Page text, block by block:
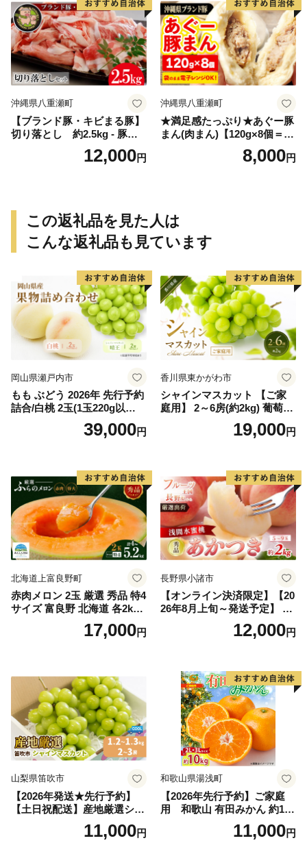
沖縄県八重瀬町
【ブランド豚・キビまる豚】
切り落とし 約2.5kg - 豚肉
小分け 500gずつ 部位混合
色々楽しめる 人気 しょうが
重瀬町【価格改定】
12,000円
沖縄県八重瀬町
★満足感たっぷり★あぐー豚
まん(肉まん)【120g×8個＝96
0g】袋のまま電子レンジで温
めて、お召し上がりくださ
ー豚 レンチン 簡単調理 沖縄
県 八重瀬【価格改定】
8,000円
この返礼品を見た人は
こんな返礼品も見ています
岡山県瀬戸内市
もも ぶどう 2026年 先行予約
詰合/白桃 2玉(1玉220g以
上)・シャインマスカット 晴
39,000円
香川県東かがわ市
シャインマスカット 【ご家
庭用】 2～6房(約2kg) 葡萄 ぶ
どう ブドウ フルーツ 果物 く
だもの 果実 旬の果物 旬のフ
19,000円
北海道上富良野町
赤肉メロン 2玉 厳選 秀品 特4
サイズ 富良野 北海道 各2kg
～2.6kg 2玉 セット ファーム
富良野 メロン めろん 果物 く
17,000円
長野県小諸市
【オンライン決済限定】【20
26年8月上旬～発送予定】 先
行予約 「浅間水蜜桃プレミ
アム」 もも あかつき 秀品 約
果肉 長野県産 小諸市
12,000円
山梨県笛吹市
【2026年発送★先行予約】
【土日祝配送】産地厳選シャ
インマスカット1.2kg～1.3kg
（2房～3房）※沖縄・離島配
11,000円
和歌山県湯浅町
【2026年先行予約】ご家庭
用 和歌山 有田みかん 約10k
g (2L、3Lサイズ)【湯浅町】
11,000円